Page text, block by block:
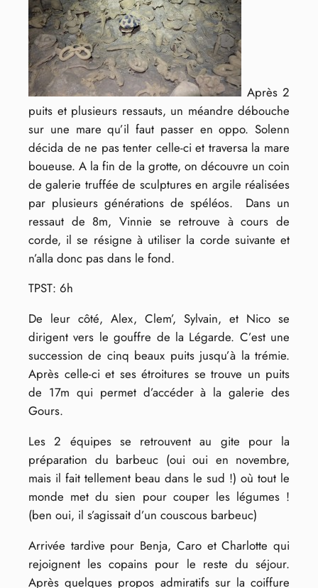
Après 2
puits et plusieurs ressauts, un méandre débouche
sur une mare qu’il faut passer en oppo. Solenn
décida de ne pas tenter celle-ci et traversa la mare
boueuse. A la fin de la grotte, on découvre un coin
de galerie truffée de sculptures en argile réalisées
par plusieurs générations de spéléos. Dans un
ressaut de 8m, Vinnie se retrouve à cours de
corde, il se résigne à utiliser la corde suivante et
n’alla donc pas dans le fond.
TPST: 6h
De leur côté, Alex, Clem’, Sylvain, et Nico se
dirigent vers le gouffre de la Légarde. C’est une
succession de cinq beaux puits jusqu’à la trémie.
Après celle-ci et ses étroitures se trouve un puits
de 17m qui permet d’accéder à la galerie des
Gours.
Les 2 équipes se retrouvent au gite pour la
préparation du barbeuc (oui oui en novembre,
mais il fait tellement beau dans le sud !) où tout le
monde met du sien pour couper les légumes !
(ben oui, il s’agissait d’un couscous barbeuc)
Arrivée tardive pour Benja, Caro et Charlotte qui
rejoignent les copains pour le reste du séjour.
Après quelques propos admiratifs sur la coiffure